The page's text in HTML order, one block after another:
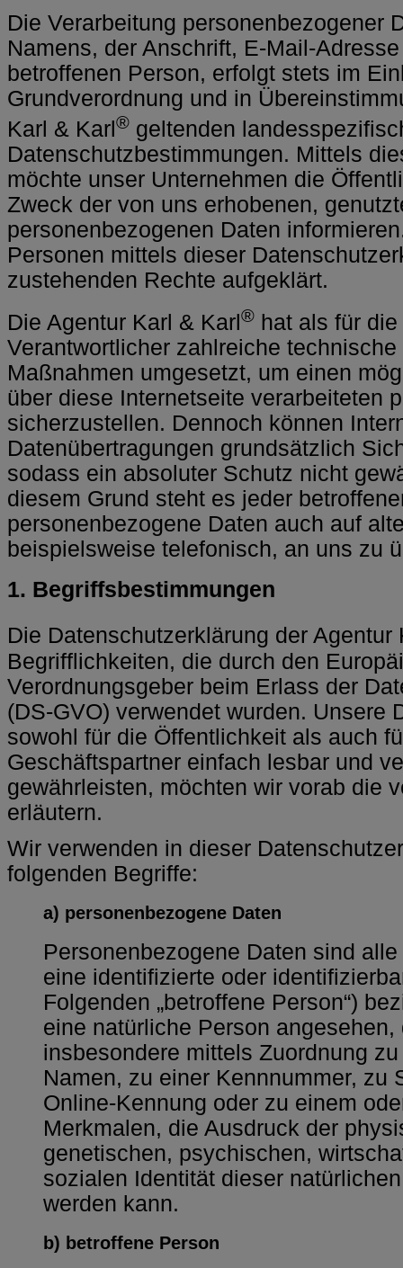
Die Verarbeitung personenbezogener
Namens, der Anschrift, E-Mail-
betroffenen Person, erfolgt stets im
Grundverordnung und in
Karl & Karl ® geltenden
Datenschutzbestimmungen. Mittels
möchte unser Unternehmen die
Zweck der von uns erhobenen,
personenbezogenen Daten
Personen mittels dieser
zustehenden Rechte aufgeklärt.
Die Agentur Karl & Karl ® hat als für
Verantwortlicher zahlreiche
Maßnahmen umgesetzt, um einen
über diese Internetseite verarbeiteten
sicherzustellen. Dennoch können
Datenübertragungen grundsätzlich
sodass ein absoluter Schutz nicht
diesem Grund steht es jeder
personenbezogene Daten auch auf
beispielsweise telefonisch, an uns zu
1. Begriffsbestimmungen
Die Datenschutzerklärung der Agentur
Begrifflichkeiten, die durch den
Verordnungsgeber beim Erlass der
(DS-GVO) verwendet wurden. Unsere
sowohl für die Öffentlichkeit als auch
Geschäftspartner einfach lesbar und
gewährleisten, möchten wir vorab die
erläutern.
Wir verwenden in dieser
folgenden Begriffe:
a) personenbezogene Daten
Personenbezogene Daten sind
eine identifizierte oder
Folgenden „betroffene Person“)
eine natürliche Person
insbesondere mittels Zuordnung
Namen, zu einer Kennnummer, zu
Online-Kennung oder zu einem
Merkmalen, die Ausdruck der
genetischen, psychischen,
sozialen Identität dieser
werden kann.
b) betroffene Person